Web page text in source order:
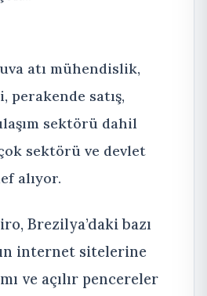
atı mühendislik,
perakende satış,
sektörü dahil
sektörü ve devlet
alıyor.
Brezilya’daki bazı
internet sitelerine
ve açılır pencereler